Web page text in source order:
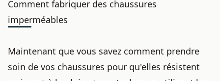
Comment fabriquer des chaussures
imperméables
Maintenant que vous savez comment prendre
soin de vos chaussures pour qu'elles résistent